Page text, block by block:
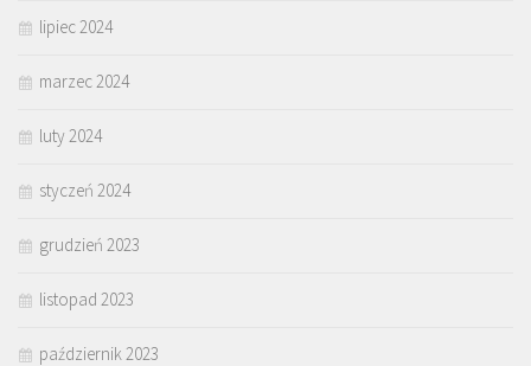
lipiec 2024
marzec 2024
luty 2024
styczeń 2024
grudzień 2023
listopad 2023
październik 2023